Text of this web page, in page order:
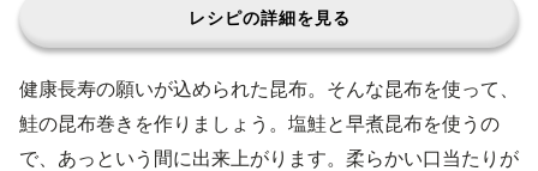
レシピの詳細を見る
健康長寿の願いが込められた昆布。そんな昆布を使って、
鮭の昆布巻きを作りましょう。塩鮭と早煮昆布を使うの
で、あっという間に出来上がります。柔らかい口当たりが